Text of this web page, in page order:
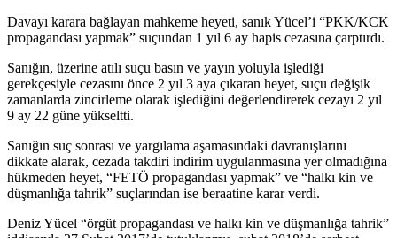
Davayı karara bağlayan mahkeme heyeti, sanık Yücel’i “PKK/KCK
propagandası yapmak” suçundan 1 yıl 6 ay hapis cezasına çarptırdı.
Sanığın, üzerine atılı suçu basın ve yayın yoluyla işlediği
gerekçesiyle cezasını önce 2 yıl 3 aya çıkaran heyet, suçu değişik
zamanlarda zincirleme olarak işlediğini değerlendirerek cezayı 2 yıl
9 ay 22 güne yükseltti.
Sanığın suç sonrası ve yargılama aşamasındaki davranışlarını
dikkate alarak, cezada takdiri indirim uygulanmasına yer olmadığına
hükmeden heyet, “FETÖ propagandası yapmak” ve “halkı kin ve
düşmanlığa tahrik” suçlarından ise beraatine karar verdi.
Deniz Yücel “örgüt propagandası ve halkı kin ve düşmanlığa tahrik”